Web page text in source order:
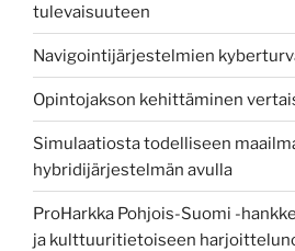
tulevaisuuteen
Navigointijärjestelmien
Opintojakson kehittäminen
Simulaatiosta todelliseen
hybridijärjestelmän avulla
ProHarkka Pohjois-Suomi -
ja kulttuuritietoiseen